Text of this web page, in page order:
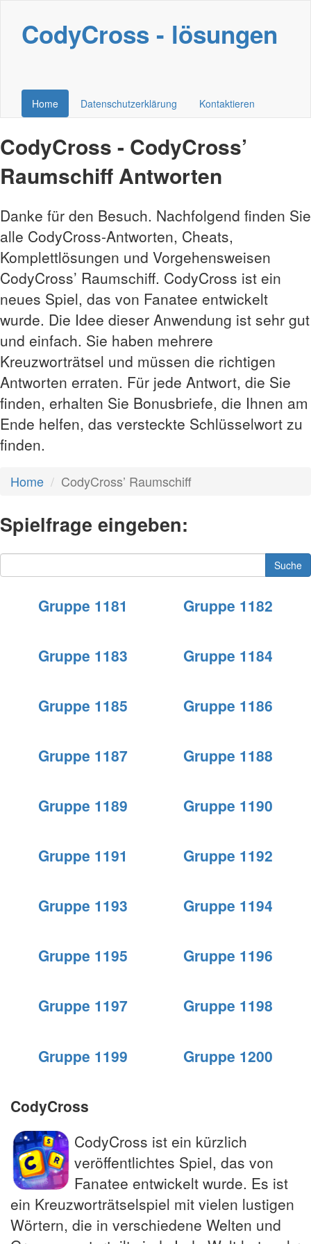
CodyCross - lösungen
Home Datenschutzerklärung Kontaktieren
CodyCross - CodyCross’
Raumschiff Antworten
Danke für den Besuch. Nachfolgend finden Sie
alle CodyCross-Antworten, Cheats,
Komplettlösungen und Vorgehensweisen
CodyCross’ Raumschiff. CodyCross ist ein
neues Spiel, das von Fanatee entwickelt
wurde. Die Idee dieser Anwendung ist sehr gut
und einfach. Sie haben mehrere
Kreuzworträtsel und müssen die richtigen
Antworten erraten. Für jede Antwort, die Sie
finden, erhalten Sie Bonusbriefe, die Ihnen am
Ende helfen, das versteckte Schlüsselwort zu
finden.
Home CodyCross’ Raumschiff
Spielfrage eingeben:
Suche
Gruppe 1181 Gruppe 1182
Gruppe 1183 Gruppe 1184
Gruppe 1185 Gruppe 1186
Gruppe 1187 Gruppe 1188
Gruppe 1189 Gruppe 1190
Gruppe 1191 Gruppe 1192
Gruppe 1193 Gruppe 1194
Gruppe 1195 Gruppe 1196
Gruppe 1197 Gruppe 1198
Gruppe 1199 Gruppe 1200
CodyCross
CodyCross ist ein kürzlich
veröffentlichtes Spiel, das von
Fanatee entwickelt wurde. Es ist
ein Kreuzworträtselspiel mit vielen lustigen
Wörtern, die in verschiedene Welten und